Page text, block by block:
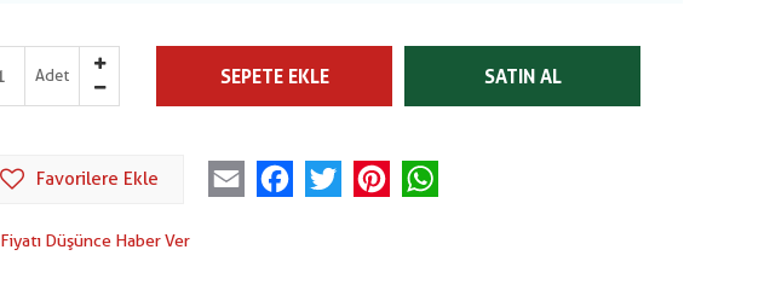
Adet SEPETE EKLE SATIN AL
Favorilere Ekle Email FacebookTwitter Pinterest
Fiyatı Düşünce Haber Ver